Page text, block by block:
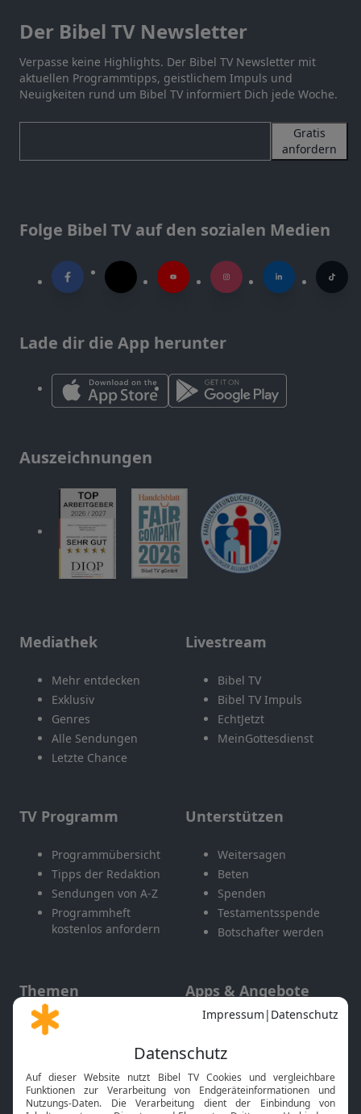
Der Bibel TV Newsletter
Verpasse keine Highlights. Der Bibel TV Newsletter mit
aktuellen Programmtipps, geistlichem Impuls und
Neuigkeiten rund um Bibel TV informiert Dich jede Woche.
Gratis
anfordern
Folge Bibel TV auf den sozialen Medien
Lade dir die App herunter
Auszeichnungen
Mediathek
Mehr entdecken
Exklusiv
Genres
Alle Sendungen
Letzte Chance
Livestream
Bibel TV
Bibel TV Impuls
EchtJetzt
MeinGottesdienst
TV Programm
Programmübersicht
Tipps der Redaktion
Sendungen von A-Z
Programmheft
kostenlos anfordern
Unterstützen
Weitersagen
Beten
Spenden
Testamentsspende
Botschafter werden
Themen
Gott und Bibel erklärt
Neuigkeiten
Apps & Angebote
Mobile App
Smart TV
HbbTV